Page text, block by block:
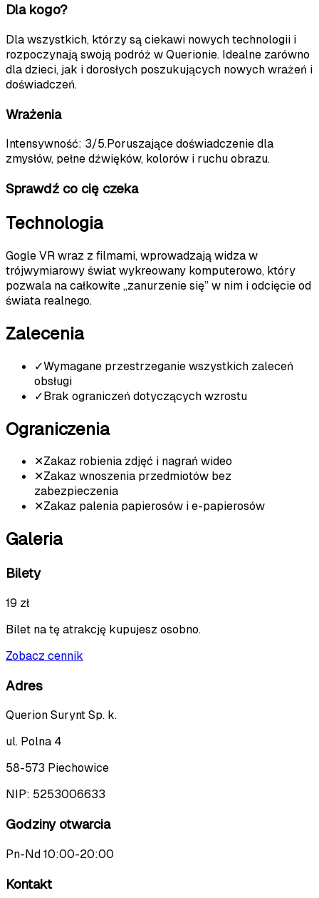
Dla kogo?
Dla wszystkich, którzy są ciekawi nowych technologii i
rozpoczynają swoją podróż w Querionie. Idealne zarówno
dla dzieci, jak i dorosłych poszukujących nowych wrażeń i
doświadczeń.
Wrażenia
Intensywność: 3/5.Poruszające doświadczenie dla
zmysłów, pełne dźwięków, kolorów i ruchu obrazu.
Sprawdź co cię czeka
Technologia
Gogle VR wraz z filmami, wprowadzają widza w
trójwymiarowy świat wykreowany komputerowo, który
pozwala na całkowite „zanurzenie się” w nim i odcięcie od
świata realnego.
Zalecenia
✓Wymagane przestrzeganie wszystkich zaleceń
obsługi
✓Brak ograniczeń dotyczących wzrostu
Ograniczenia
✕Zakaz robienia zdjęć i nagrań wideo
✕Zakaz wnoszenia przedmiotów bez
zabezpieczenia
✕Zakaz palenia papierosów i e-papierosów
Galeria
Bilety
19 zł
Bilet na tę atrakcję kupujesz osobno.
Zobacz cennik
Adres
Querion Surynt Sp. k.
ul. Polna 4
58-573 Piechowice
NIP: 5253006633
Godziny otwarcia
Pn-Nd 10:00-20:00
Kontakt